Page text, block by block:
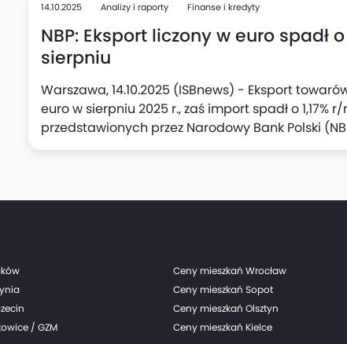
14.10.2025 Analizy i raporty Finanse i kredyty
NBP: Eksport liczony w euro spadł o
sierpniu
Warszawa, 14.10.2025 (ISBnews) - Eksport
euro w sierpniu 2025 r., zaś import spadł o 1,17%
przedstawionych przez Narodowy Bank Polski
Ceny mieszkań Wrocław
Ceny mieszkań Sopot
Ceny mieszkań Olsztyn
/ GZM Ceny mieszkań Kielce